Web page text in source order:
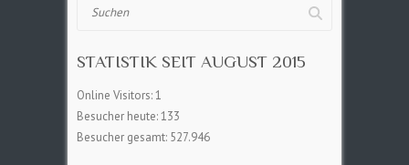
STATISTIK SEIT AUGUST 2015
Online Visitors:1
Besucher heute:133
Besucher gesamt: 527.946